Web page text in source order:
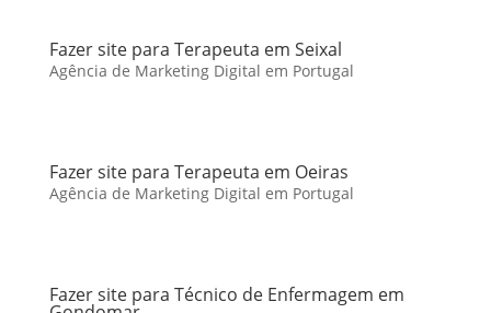
Fazer site para Terapeuta em Seixal
Agência de Marketing Digital em Portugal
Fazer site para Terapeuta em Oeiras
Agência de Marketing Digital em Portugal
Fazer site para Técnico de Enfermagem em